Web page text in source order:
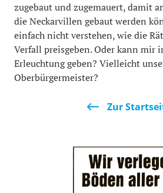
zugebaut und zugemauert, damit
die Neckarvillen gebaut werden
einfach nicht verstehen, wie die
Verfall preisgeben. Oder kann mir
Erleuchtung geben? Vielleicht
Oberbürgermeister?
Zur